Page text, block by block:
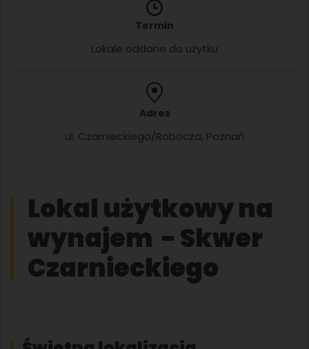
Termin
Lokale oddane do użytku
Adres
ul. Czarnieckiego/Robocza, Poznań
Lokal użytkowy na
wynajem - Skwer
Czarnieckiego